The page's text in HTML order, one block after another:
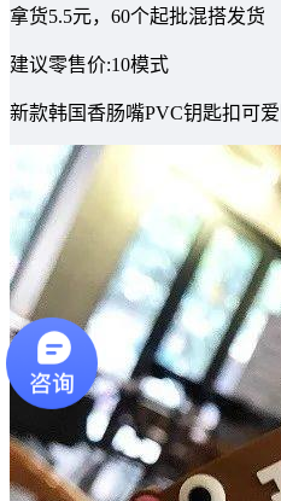
拿货5.5元，60个起批混搭发货
建议零售价:10模式
新款韩国香肠嘴PVC钥匙扣可